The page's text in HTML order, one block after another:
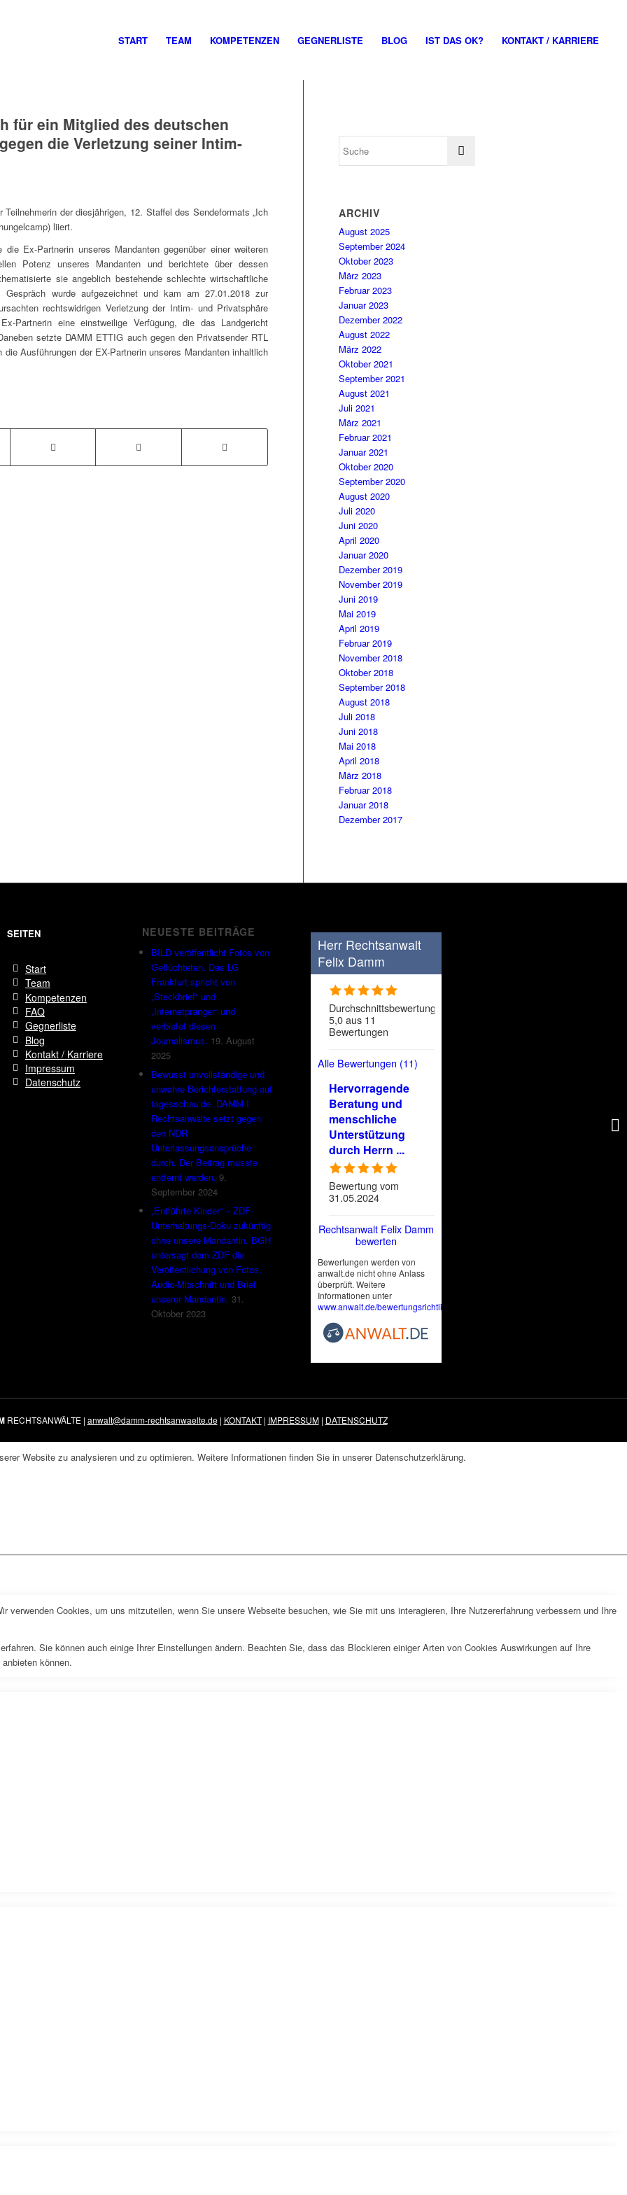
START TEAM KOMPETENZEN GEGNERLISTE BLOG IST DAS OK? KONTAKT / KARRIERE
für ein Mitglied des deutschen
die Verletzung seiner Intim-
der diesjährigen, 12. Staffel des Sendeformats „Ich
liiert.
Ex-Partnerin unseres Mandanten gegenüber einer weiteren
Potenz unseres Mandanten und berichtete über dessen
sie angeblich bestehende schlechte wirtschaftliche
Gespräch wurde aufgezeichnet und kam am 27.01.2018 zur
rechtswidrigen Verletzung der Intim- und Privatsphäre
Partnerin eine einstweilige Verfügung, die das Landgericht
setzte DAMM ETTIG auch gegen den Privatsender RTL
Ausführungen der EX-Partnerin unseres Mandanten inhaltlich
ARCHIV
August 2025
September 2024
Oktober 2023
März 2023
Februar 2023
Januar 2023
Dezember 2022
August 2022
März 2022
Oktober 2021
September 2021
August 2021
Juli 2021
März 2021
Februar 2021
Januar 2021
Oktober 2020
September 2020
August 2020
Juli 2020
Juni 2020
April 2020
Januar 2020
Dezember 2019
November 2019
Juni 2019
Mai 2019
April 2019
Februar 2019
November 2018
Oktober 2018
September 2018
August 2018
Juli 2018
Juni 2018
Mai 2018
April 2018
März 2018
Februar 2018
Januar 2018
Dezember 2017
SEITEN
Start
Team
Kompetenzen
FAQ
Gegnerliste
Blog
Kontakt / Karriere
Impressum
Datenschutz
NEUESTE BEITRÄGE
BILD veröffentlicht Fotos von
Geflüchteten. Das LG
Frankfurt spricht von
„Steckbrief“ und
„Internetpranger“ und
verbietet diesen
Journalismus. 19. August
2025
Bewusst unvollständige und
unwahre Berichterstattung auf
tagesschau.de. DAMM I
Rechtsanwälte setzt gegen
den NDR
Unterlassungsansprüche
durch. Der Beitrag musste
entfernt werden. 9.
September 2024
„Entführte Kinder“ – ZDF-
Unterhaltungs-Doku zukünftig
ohne unsere Mandantin. BGH
untersagt dem ZDF die
Veröffentlichung von Fotos,
Audio-Mitschnitt und Brief
unserer Mandantin. 31.
Oktober 2023
Herr Rechtsanwalt
Felix Damm
Durchschnittsbewertung
5,0 aus 11
Bewertungen
Alle Bewertungen (11)
Hervorragende
Beratung und
menschliche
Unterstützung
durch Herrn ...
Bewertung vom
31.05.2024
Rechtsanwalt Felix Damm
bewerten
Bewertungen werden von
anwalt.de nicht ohne Anlass
überprüft. Weitere
Informationen unter
www.anwalt.de/bewertungsrichtlinien
RECHTSANWÄLTE | anwalt@damm-rechtsanwaelte.de| KONTAKT| IMPRESSUM| DATENSCHUTZ
Website zu analysieren und zu optimieren. Weitere Informationen finden Sie in unserer Datenschutzerklärung.
verwenden Cookies, um uns mitzuteilen, wenn Sie unsere Webseite besuchen, wie Sie mit uns interagieren, Ihre Nutzererfahrung verbessern und Ihre
Sie können auch einige Ihrer Einstellungen ändern. Beachten Sie, dass das Blockieren einiger Arten von Cookies Auswirkungen auf Ihre
können.